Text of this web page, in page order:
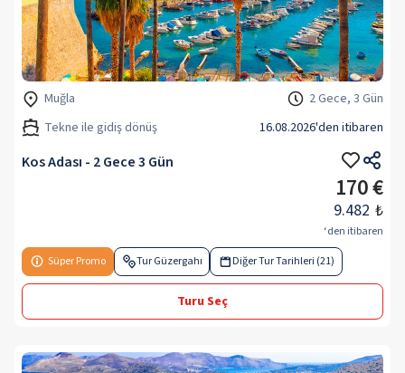
Muğla
2 Gece, 3 Gün
Tekne ile gidiş dönüş
16.08.2026'den itibaren
Kos Adası - 2 Gece 3 Gün
170 €
9.482 ₺
‘den itibaren
Süper Promo
Tur Güzergahı Diğer Tur Tarihleri (21)
Turu Seç